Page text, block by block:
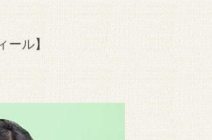
ール】